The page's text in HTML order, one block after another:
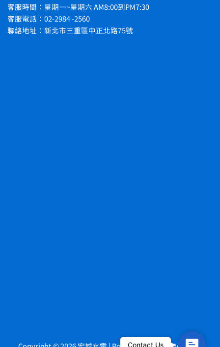
客服時間：星期一~星期六 AM8:00到PM7:30
客服電話：02-2984 -2560
聯絡地址：新北市三重區中正北路75號
Contact
Contact Us